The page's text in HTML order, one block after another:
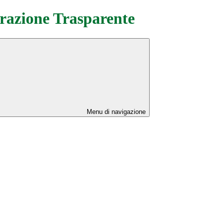
Trasparente
Menu di navigazione